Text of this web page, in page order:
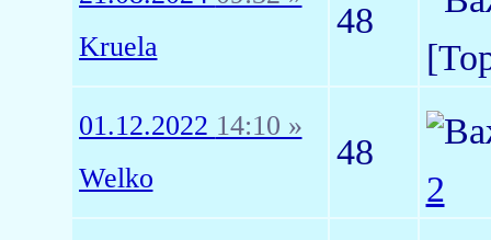
Kruela
48
01.12.2022 14:10 »
Welko
48
2